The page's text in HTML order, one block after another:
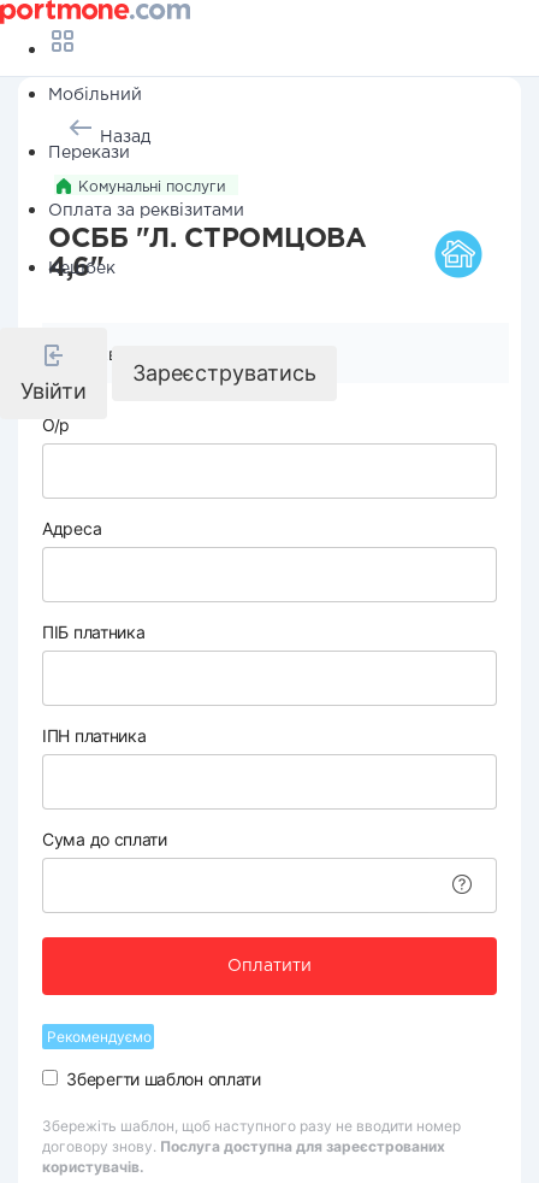
Мобільний
Перекази
Оплата за реквізитами
Кешбек
Увійти
Зареєструватись
Назад
Комунальні послуги
ОСББ "Л. СТРОМЦОВА
4,6"
Реквізити компанії
О/р
Адреса
ПІБ платника
ІПН платника
Сума до сплати
Оплатити
Рекомендуємо
Зберегти шаблон оплати
Збережіть шаблон, щоб наступного разу не вводити номер
договору знову. Послуга доступна для зареєстрованих
користувачів.